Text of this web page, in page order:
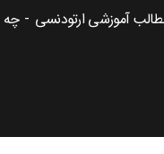
آموزشی ارتودنسی چه